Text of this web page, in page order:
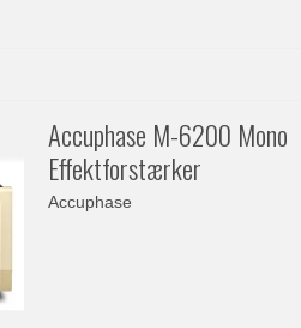
Accuphase M-6200 Mono
Effektforstærker
Accuphase